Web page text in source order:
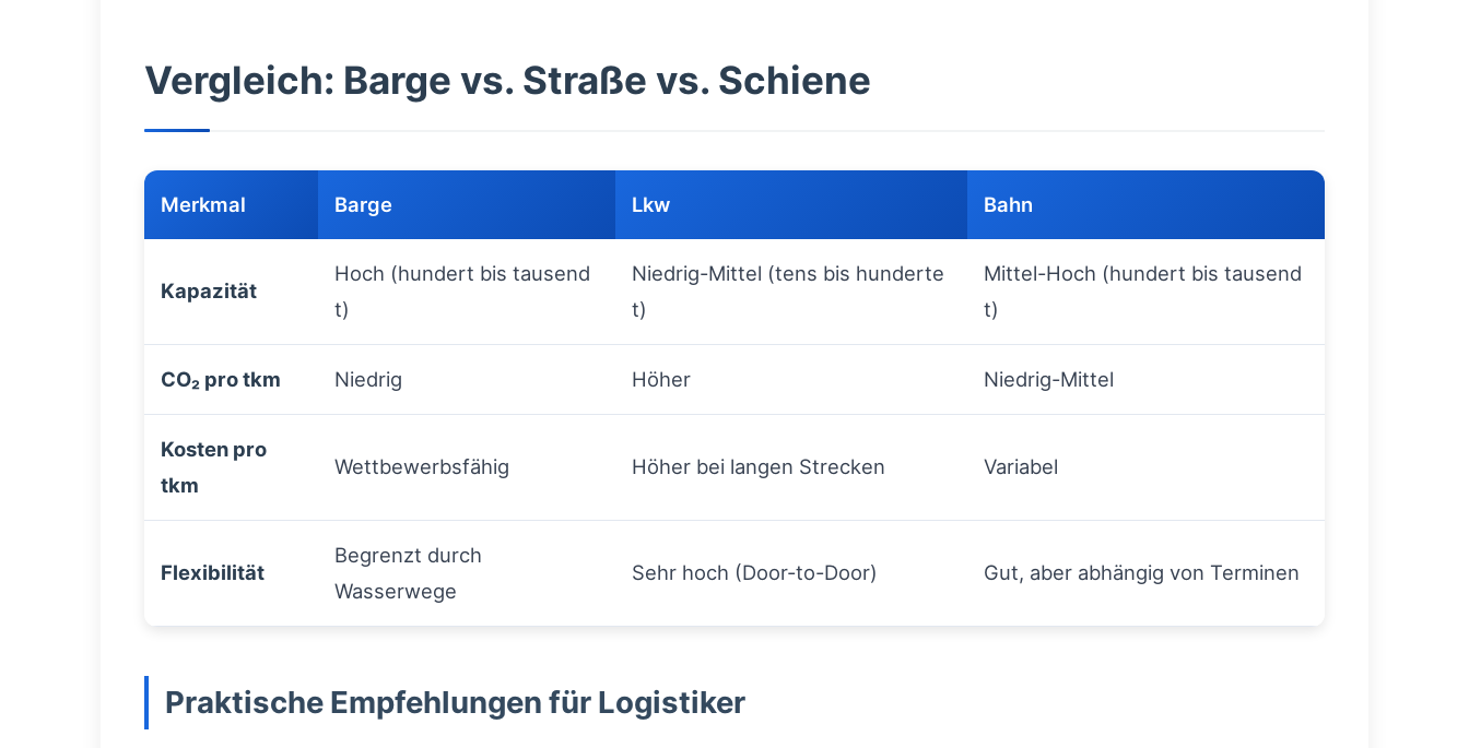
Vergleich: Barge vs. Straße vs. Schiene
Merkmal Barge Lkw Bahn
Kapazität
Hoch (hundert bis tausend
t)
Niedrig-Mittel (tens bis hunderte
t)
Mittel-Hoch (hundert bis tausend
t)
CO₂ pro tkm Niedrig Höher Niedrig-Mittel
Kosten pro
tkm
Wettbewerbsfähig Höher bei langen Strecken Variabel
Flexibilität
Begrenzt durch
Wasserwege
Sehr hoch (Door-to-Door) Gut, aber abhängig von Terminen
Praktische Empfehlungen für Logistiker